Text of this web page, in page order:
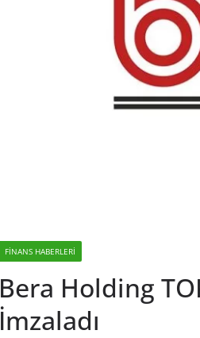
FINANS HABERLERI
Bera Holding
İmzaladı